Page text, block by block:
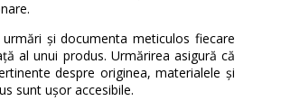
și documenta meticulos fiecare
al unui produs. Urmărirea asigură că
despre originea, materialele și
sunt ușor accesibile.